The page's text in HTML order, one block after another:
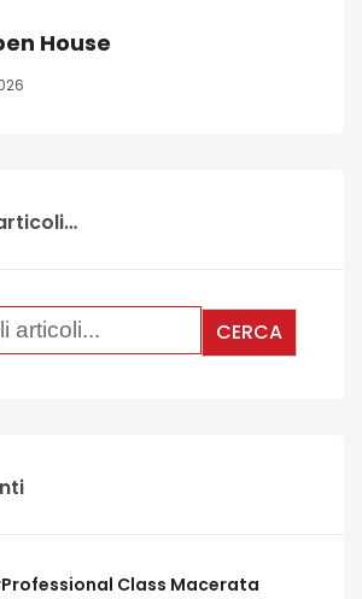
House
Class Macerata